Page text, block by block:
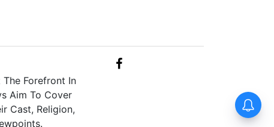
The Forefront In
Aim To Cover
Cast, Religion,